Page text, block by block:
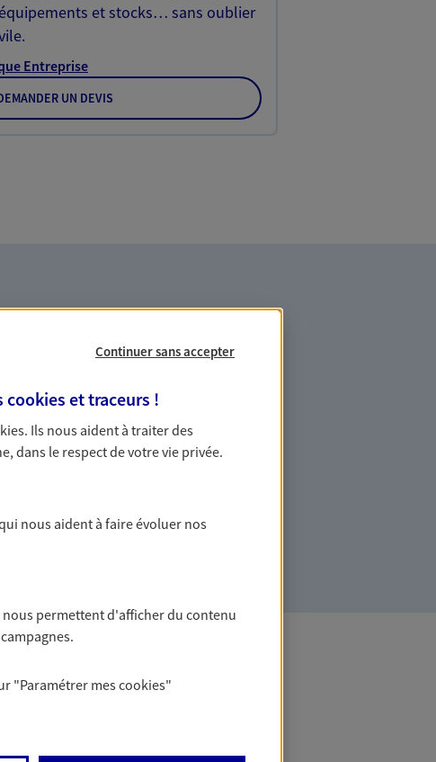
et stocks… sans oublier
Entreprise
UN DEVIS
les professionnels et les
collaborateurs... mais aussi vous-même et
Banque
Continuer sans accepter
cookies et traceurs !
. Ils nous aident à traiter des
dans le respect de votre vie privée.
nous aident à faire évoluer nos
permettent d'afficher du contenu
"Paramétrer mescookies"